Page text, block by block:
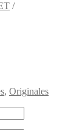
/
, Originales